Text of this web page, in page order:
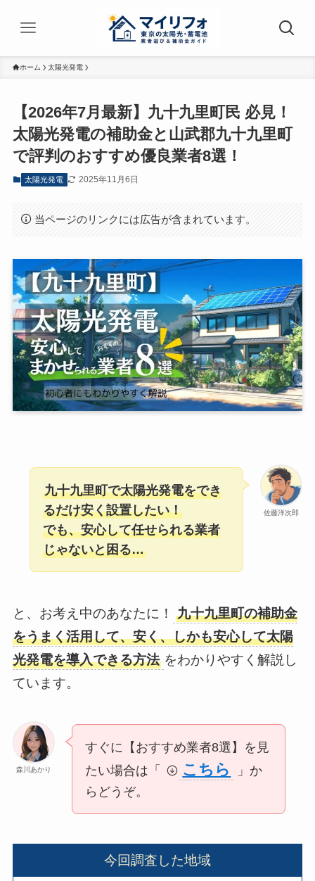
ホーム 太陽光発電
【2026年7月最新】九十九里町民 必見！
太陽光発電の補助金と山武郡九十九里町
で評判のおすすめ優良業者8選！
太陽光発電 2025年11月6日
当ページのリンクには広告が含まれています。
佐藤洋次郎
九十九里町で太陽光発電をでき
るだけ安く設置したい！
でも、安心して任せられる業者
じゃないと困る…
と、お考え中のあなたに！
九十九里町の補助金
をうまく活用して、安く、しかも安心して太陽
光発電を導入できる方法 をわかりやすく解説し
ています。
森川あかり
すぐに【おすすめ業者8選】を見
たい場合は「
こちら
」か
らどうぞ。
今回調査した地域